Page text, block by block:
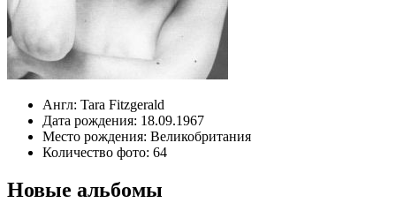
Англ: Tara Fitzgerald
Дата рождения: 18.09.1967
Место рождения: Великобритания
Количество фото: 64
Новые альбомы